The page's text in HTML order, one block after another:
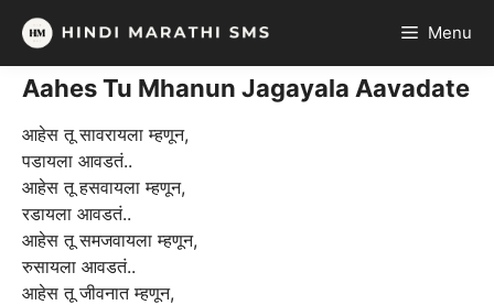
Skip
content
Menu
Aahes Tu Mhanun Jagayala Aavadate
आहेस तू सावरायला म्हणून,
पडायला आवडतं..
आहेस तू हसवायला म्हणून,
रडायला आवडतं..
आहेस तू समजवायला म्हणून,
रुसायला आवडतं..
आहेस तू जीवनात म्हणून,